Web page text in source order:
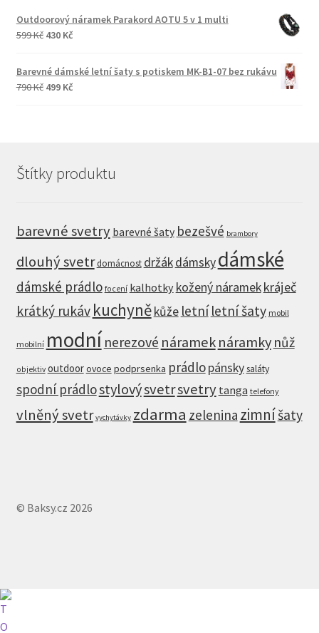
Outdoorový náramek Parakord AOTU 5 v 1 multi
599Kč Původní
byla:
599 Kč.
430 KčAktuální
je:
430 Kč.
Barevné dámské letní šaty s potiskem MK-B1-07 bez rukávu
790Kč Původní
499 KčAktuální
Štítky produktu
barevné svetry barevné šaty bezešvé brambory
dlouhý svetr domácnost držákdámskydámské
dámské prádlo focení kalhotky kožený náramekkráječ
krátký rukáv kuchyněkůže letní letní šaty mobil
mobilní modní nerezové náramek náramky nůž
objektiv outdoorovoce podprsenka prádlopánskysaláty
spodní prádlostylovýsvetrsvetry tanga telefony
vlněný svetr vychytávky zdarma zelenina zimníšaty
© Baksy.cz 2026